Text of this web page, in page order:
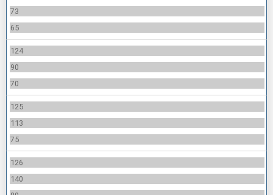
73
65
124
90
70
125
113
75
126
140